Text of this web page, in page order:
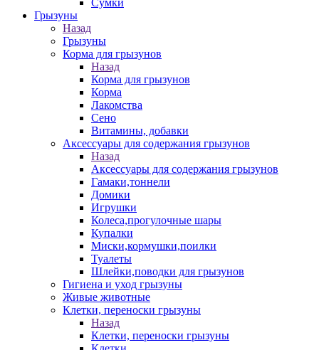
Сумки
Грызуны
Назад
Грызуны
Корма для грызунов
Назад
Корма для грызунов
Корма
Лакомства
Сено
Витамины, добавки
Аксессуары для содержания грызунов
Назад
Аксессуары для содержания грызунов
Гамаки,тоннели
Домики
Игрушки
Колеса,прогулочные шары
Купалки
Миски,кормушки,поилки
Туалеты
Шлейки,поводки для грызунов
Гигиена и уход грызуны
Живые животные
Клетки, переноски грызуны
Назад
Клетки, переноски грызуны